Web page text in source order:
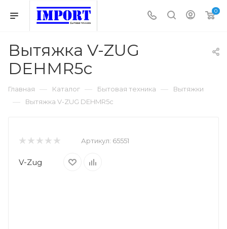
0
Вытяжка V-ZUG
DEHMR5c
Главная — Каталог — Бытовая техника — Вытяжки
— Вытяжка V-ZUG DEHMR5c
Артикул: 65551
V-Zug